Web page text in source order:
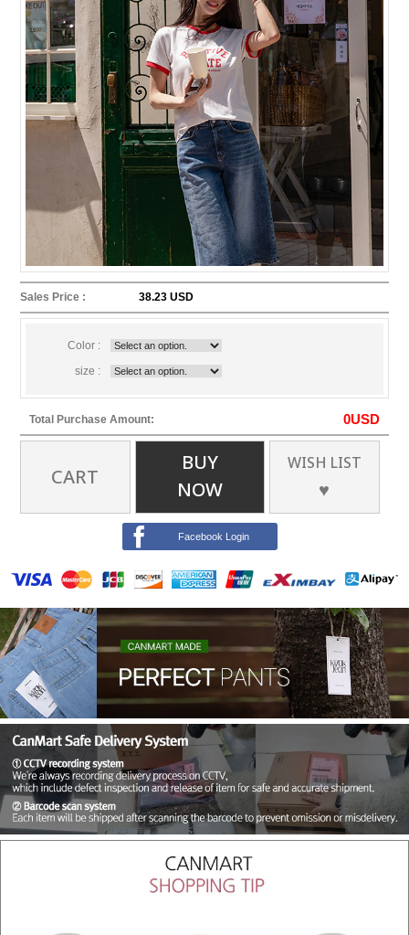
Sales Price : 38.23 USD
Color :
size :
Total Purchase Amount: 0USD
CART
BUY
NOW
WISH LIST
♥
Facebook Login